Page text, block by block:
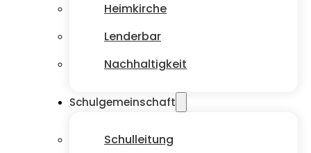
Heimkirche
Lenderbar
Nachhaltigkeit
Schulgemeinschaft
Schulleitung